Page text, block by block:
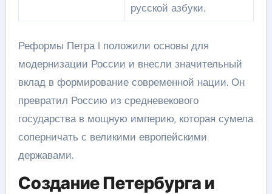
русской азбуки.
Реформы Петра I положили основы для
модернизации России и внесли значительный
вклад в формирование современной нации. Он
превратил Россию из средневекового
государства в мощную империю, которая сумела
соперничать с великими европейскими
державами.
Создание Петербурга и